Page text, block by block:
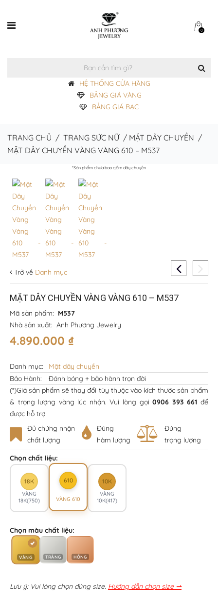
0
HỆ THỐNG CỬA HÀNG
BẢNG GIÁ VÀNG
BẢNG GIÁ BẠC
TRANG CHỦ / TRANG SỨC NỮ/ MẶT DÂY CHUYỀN /
MẶT DÂY CHUYỀN VÀNG VÀNG 610 – M537
*Sản phẩm chưa bao gồm dây chuyền
Trở về Danh mục
MẶT DÂY CHUYỀN VÀNG VÀNG 610 – M537
Mã sản phẩm: M537
Nhà sản xuất: Anh Phương Jewelry
4.890.000 ₫
Danh mục:
Mặt dây chuyền
Bảo Hành:
Đánh bóng + bảo hành trọn đời
(*)Giá sản phẩm sẽ thay đổi tùy thuộc vào kích thước sản phẩm
& trọng lượng vàng lúc nhận. Vui lòng gọi0906 393 661 để
được hỗ trợ
Đủ chứng nhận
chất lượng
Đúng
hàm lượng
Đúng
trọng lượng
Chọn chất liệu:
18K
VÀNG
18K(750)
610
VÀNG 610
10K
VÀNG
10K(417)
Chọn màu chất liệu:
VÀNG TRẮNG HỒNG
Lưu ý: Vui lòng chọn đúng size. Hướng dẫn chọn size ⇀